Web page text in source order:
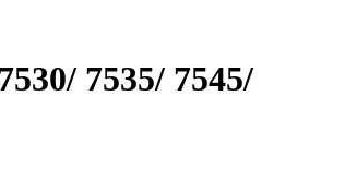
7535/ 7545/